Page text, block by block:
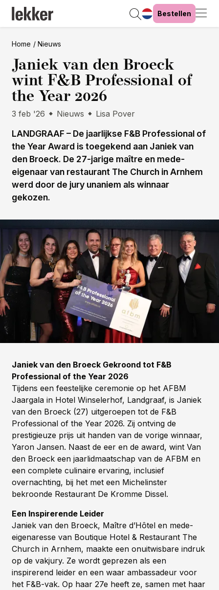
Bestellen
Home Nieuws
Janiek van den Broeck
wint F&B Professional of
the Year 2026
3 feb '26 Nieuws Lisa Pover
LANDGRAAF – De jaarlijkse F&B Professional of
the Year Award is toegekend aan Janiek van
den Broeck. De 27-jarige maître en mede-
eigenaar van restaurant The Church in Arnhem
werd door de jury unaniem als winnaar
gekozen.
Janiek van den Broeck Gekroond tot F&B
Professional of the Year 2026
Tijdens een feestelijke ceremonie op het AFBM
Jaargala in Hotel Winselerhof, Landgraaf, is Janiek
van den Broeck (27) uitgeroepen tot de F&B
Professional of the Year 2026. Zij ontving de
prestigieuze prijs uit handen van de vorige winnaar,
Yaron Jansen. Naast de eer en de award, wint Van
den Broeck een jaarlidmaatschap van de AFBM en
een complete culinaire ervaring, inclusief
overnachting, bij het met een Michelinster
bekroonde Restaurant De Kromme Dissel.
Een Inspirerende Leider
Janiek van den Broeck, Maître d’Hôtel en mede-
eigenaresse van Boutique Hotel & Restaurant The
Church in Arnhem, maakte een onuitwisbare indruk
op de vakjury. Ze wordt geprezen als een
inspirerend leider en een waar ambassadeur voor
het F&B-vak. Op haar 27e heeft ze, samen met haar